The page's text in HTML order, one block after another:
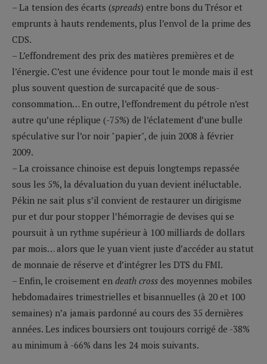
– La tension des écarts (spreads) entre bons du Trésor et
emprunts à hauts rendements, plus l’envol de la prime des
CDS.
– L’effondrement des prix des matières premières et de
l’énergie. C’est une évidence pour tout le monde mais il est
plus souvent question de surcapacité que de sous-
consommation… En outre, l’effondrement du pétrole n’est
autre qu’une réplique (-75%) de l’éclatement d’une bulle
spéculative sur l’or noir "papier", de juin 2008 à février
2009.
– La croissance chinoise est depuis longtemps repassée
sous les 5%, la dévaluation du yuan devient inéluctable.
Pékin ne sait plus s’il convient de restaurer un dirigisme
pur et dur pour stopper l’hémorragie de devises qui se
poursuit à un rythme supérieur à 100 milliards de dollars
par mois… alors que le yuan vient juste d’accéder au statut
de monnaie de réserve et d’intégrer les DTS du FMI.
– Enfin, le croisement en death cross des moyennes mobiles
hebdomadaires trimestrielles et bisannuelles (à 20 et 100
semaines) n’a jamais pardonné au cours des 35 dernières
années. Les indices boursiers ont toujours corrigé de -38%
au minimum à -66% dans les 24 mois suivants.